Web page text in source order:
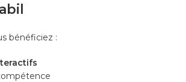
bénéficiez :